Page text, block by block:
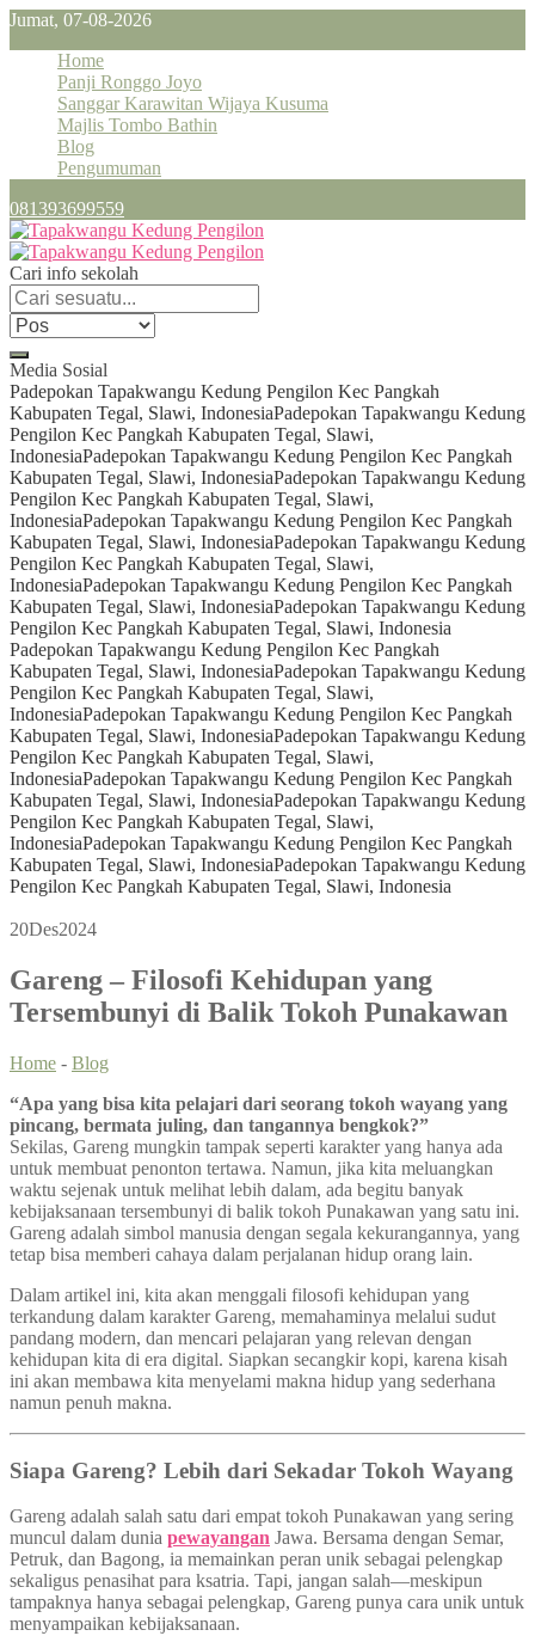
Jumat, 07-08-2026
Home
Panji Ronggo Joyo
Sanggar Karawitan Wijaya Kusuma
Majlis Tombo Bathin
Blog
Pengumuman
081393699559
Cari info sekolah
Media Sosial
Padepokan Tapakwangu Kedung Pengilon Kec Pangkah
Kabupaten Tegal, Slawi, IndonesiaPadepokan Tapakwangu Kedung
Pengilon Kec Pangkah Kabupaten Tegal, Slawi,
IndonesiaPadepokan Tapakwangu Kedung Pengilon Kec Pangkah
Kabupaten Tegal, Slawi, IndonesiaPadepokan Tapakwangu Kedung
Pengilon Kec Pangkah Kabupaten Tegal, Slawi,
IndonesiaPadepokan Tapakwangu Kedung Pengilon Kec Pangkah
Kabupaten Tegal, Slawi, IndonesiaPadepokan Tapakwangu Kedung
Pengilon Kec Pangkah Kabupaten Tegal, Slawi,
IndonesiaPadepokan Tapakwangu Kedung Pengilon Kec Pangkah
Kabupaten Tegal, Slawi, IndonesiaPadepokan Tapakwangu Kedung
Pengilon Kec Pangkah Kabupaten Tegal, Slawi, Indonesia
Padepokan Tapakwangu Kedung Pengilon Kec Pangkah
Kabupaten Tegal, Slawi, IndonesiaPadepokan Tapakwangu Kedung
Pengilon Kec Pangkah Kabupaten Tegal, Slawi,
IndonesiaPadepokan Tapakwangu Kedung Pengilon Kec Pangkah
Kabupaten Tegal, Slawi, IndonesiaPadepokan Tapakwangu Kedung
Pengilon Kec Pangkah Kabupaten Tegal, Slawi,
IndonesiaPadepokan Tapakwangu Kedung Pengilon Kec Pangkah
Kabupaten Tegal, Slawi, IndonesiaPadepokan Tapakwangu Kedung
Pengilon Kec Pangkah Kabupaten Tegal, Slawi,
IndonesiaPadepokan Tapakwangu Kedung Pengilon Kec Pangkah
Kabupaten Tegal, Slawi, IndonesiaPadepokan Tapakwangu Kedung
Pengilon Kec Pangkah Kabupaten Tegal, Slawi, Indonesia
20Des2024
Gareng – Filosofi Kehidupan yang
Tersembunyi di Balik Tokoh Punakawan
Home - Blog
“Apa yang bisa kita pelajari dari seorang tokoh wayang yang
pincang, bermata juling, dan tangannya bengkok?”
Sekilas, Gareng mungkin tampak seperti karakter yang hanya ada
untuk membuat penonton tertawa. Namun, jika kita meluangkan
waktu sejenak untuk melihat lebih dalam, ada begitu banyak
kebijaksanaan tersembunyi di balik tokoh Punakawan yang satu ini.
Gareng adalah simbol manusia dengan segala kekurangannya, yang
tetap bisa memberi cahaya dalam perjalanan hidup orang lain.
Dalam artikel ini, kita akan menggali filosofi kehidupan yang
terkandung dalam karakter Gareng, memahaminya melalui sudut
pandang modern, dan mencari pelajaran yang relevan dengan
kehidupan kita di era digital. Siapkan secangkir kopi, karena kisah
ini akan membawa kita menyelami makna hidup yang sederhana
namun penuh makna.
Siapa Gareng? Lebih dari Sekadar Tokoh Wayang
Gareng adalah salah satu dari empat tokoh Punakawan yang sering
muncul dalam dunia pewayangan Jawa. Bersama dengan Semar,
Petruk, dan Bagong, ia memainkan peran unik sebagai pelengkap
sekaligus penasihat para ksatria. Tapi, jangan salah—meskipun
tampaknya hanya sebagai pelengkap, Gareng punya cara unik untuk
menyampaikan kebijaksanaan.